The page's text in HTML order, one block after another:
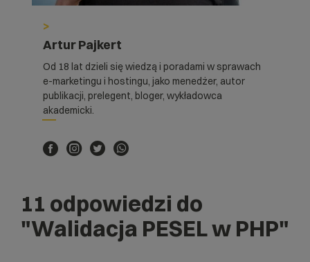
$miesiac=substr($this->pesel,2,2);
Array('01','02','03','04','05','06','07'
,'08','09','10','11','12');
$arrDodatkoweMiesiace =
Array(0,80,20,40,60);
foreach ($arrDodatkoweMiesiace as
$miesiacDodatkowy){
	$arrMiesiaceBazowe =
	foreach ($arrMiesiaceBazowe as
	}
}
if (!in_array($miesiac,$arrMiesiace)){
>
Artur Pajkert
Od 18 lat dzieli się wiedzą i poradami w sprawach
e-marketingu i hostingu, jako menedżer, autor
publikacji, prelegent, bloger, wykładowca
akademicki.
11 odpowiedzi do
"Walidacja PESEL w PHP"